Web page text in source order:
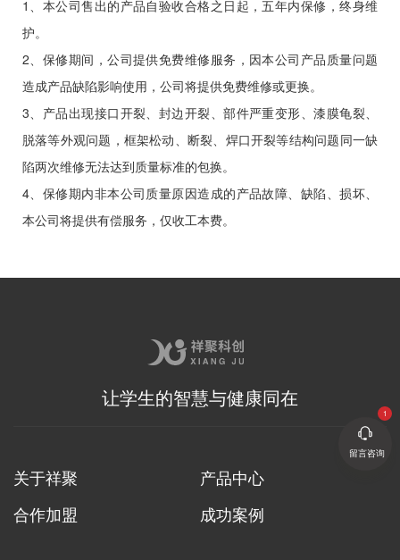
1、本公司售出的产品自验收合格之日起，五年内保修，终身维
护。
2、保修期间，公司提供免费维修服务，因本公司产品质量问题
造成产品缺陷影响使用，公司将提供免费维修或更换。
3、产品出现接口开裂、封边开裂、部件严重变形、漆膜龟裂、
脱落等外观问题，框架松动、断裂、焊口开裂等结构问题同一缺
陷两次维修无法达到质量标准的包换。
4、保修期内非本公司质量原因造成的产品故障、缺陷、损坏、
本公司将提供有偿服务，仅收工本费。
让学生的智慧与健康同在
关于祥聚
产品中心
合作加盟
成功案例
留言咨询